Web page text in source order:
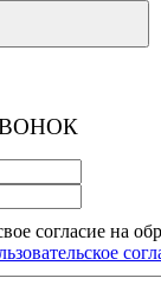
согласие на